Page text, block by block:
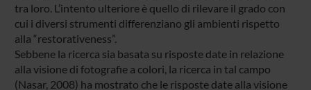
tra loro. L’intento ulteriore è quello di rilevare il grado con
cui i diversi strumenti differenziano gli ambienti rispetto
alla “restorativeness”.
Sebbene la ricerca sia basata su risposte date in relazione
alla visione di fotografie a colori, la ricerca in tal campo
(Nasar, 2008) ha mostrato che le risposte date alla visione